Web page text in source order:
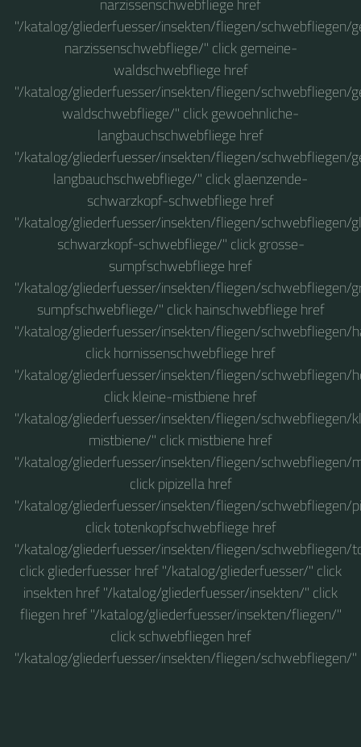
"/katalog/gliederfuesser/insekten/fliegen/schwebfliegen/
narzissenschwebfliege/" click gemeine-
waldschwebfliege href
"/katalog/gliederfuesser/insekten/fliegen/schwebfliegen/
waldschwebfliege/" click gewoehnliche-
langbauchschwebfliege href
"/katalog/gliederfuesser/insekten/fliegen/schwebfliegen/
langbauchschwebfliege/" click glaenzende-
schwarzkopf-schwebfliege href
"/katalog/gliederfuesser/insekten/fliegen/schwebfliegen/
schwarzkopf-schwebfliege/" click grosse-
sumpfschwebfliege href
"/katalog/gliederfuesser/insekten/fliegen/schwebfliegen/
sumpfschwebfliege/" click hainschwebfliege href
"/katalog/gliederfuesser/insekten/fliegen/schwebfliegen/
click hornissenschwebfliege href
"/katalog/gliederfuesser/insekten/fliegen/schwebfliegen/
click kleine-mistbiene href
"/katalog/gliederfuesser/insekten/fliegen/schwebfliegen/
mistbiene/" click mistbiene href
"/katalog/gliederfuesser/insekten/fliegen/schwebfliegen/
click pipizella href
"/katalog/gliederfuesser/insekten/fliegen/schwebfliegen/
click totenkopfschwebfliege href
"/katalog/gliederfuesser/insekten/fliegen/schwebfliegen/
click gliederfuesser href "/katalog/gliederfuesser/" click
insekten href "/katalog/gliederfuesser/insekten/" click
fliegen href "/katalog/gliederfuesser/insekten/fliegen/"
click schwebfliegen href
"/katalog/gliederfuesser/insekten/fliegen/schwebfliegen/"